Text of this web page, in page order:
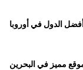
الدول في أوروبا
مميز في البحرين